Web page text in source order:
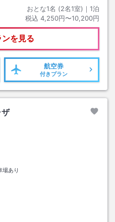
おとな1名 (2名1室)｜ 1泊
税込 4,250円〜10,200円
を見る
航空券
付きプラン
場あり